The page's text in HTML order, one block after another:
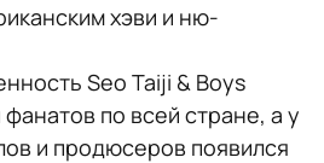
хэви и ню-
Seo Taiji & Boys
по всей стране, а у
и продюсеров появился